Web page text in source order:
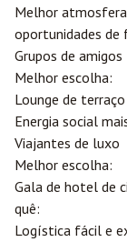
Melhor
oportunidades de
Grupos de amigos
Melhor escolha:
Lounge de
Energia social
Viajantes de luxo
Melhor escolha:
Gala de hotel de
quê:
Logística fácil e